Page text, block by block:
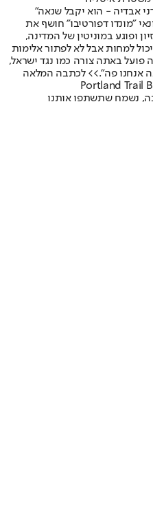
אבדיה - הוא יקבל שנאה"
"מונדו דפורטיבו" חושף את
ופוגע במוניטין של המדינה,
למחות אבל לא לפתור אלימות
פועל באתה צורה כמו נגד ישראל,
אנחנו פה".>> לכתבה המלאה
נשמח שתשתפו אותנו